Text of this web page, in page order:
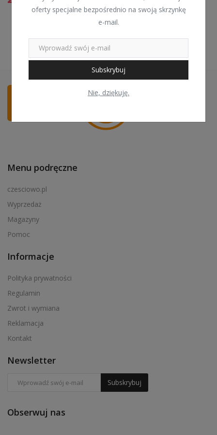
oferty specjalne bezpośrednio na swoją skrzynkę
e-mail.
Subskrybuj
Nie, dziękuję.
Menu podręczne
czesciowo.pl
Wyprzedaż
Magazyny
Pomoc
Informacje
Polityka prywatności
Regulamin
Zwrot i wymiana
Reklamacja
Kontakt
Newsletter
Subskrybuj
Obserwuj nas